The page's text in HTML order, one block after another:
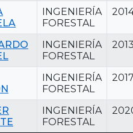
INGENIERÍA
FORESTAL
INGENIERÍA
FORESTAL
INGENIERÍA
FORESTAL
INGENIERÍA
FORESTAL